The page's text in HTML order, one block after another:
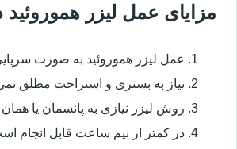
مزایای عمل لیزر
عمل لیزر هموروئید به صورت
نیاز به بستری و استراحت مطلق نمی
روش لیزر نیازی به پانسمان یا همان
در کمتر از نیم ساعت قابل انجام